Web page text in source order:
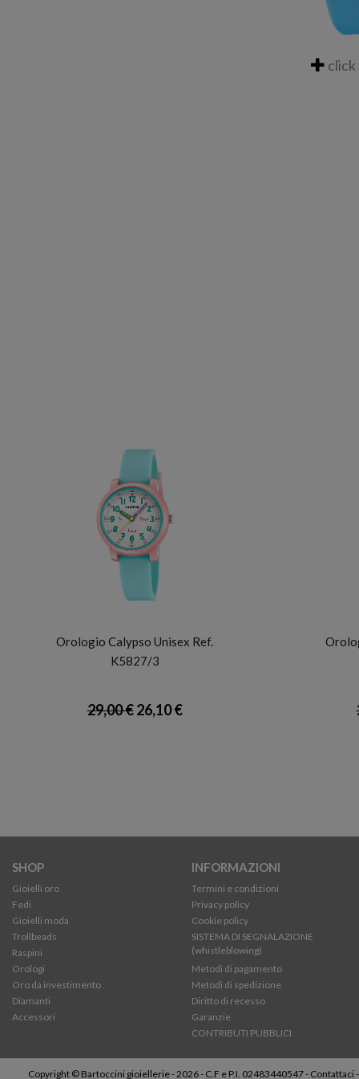
click
Orologio Calypso Unisex Ref.
K5827/3
29,00 €26,10 €
SHOP
Gioielli oro
Fedi
Gioielli moda
Trollbeads
Raspini
Orologi
Oro da investimento
Diamanti
Accessori
INFORMAZIONI
Termini e condizioni
Privacy policy
Cookie policy
SISTEMA DI SEGNALAZIONE
(whistleblowing)
Metodi di pagamento
Metodi di spedizione
Diritto di recesso
Garanzie
CONTRIBUTI PUBBLICI
Copyright © Bartoccini gioiellerie - 2026 - C.F e P.I. 02483440547 - Contattaci